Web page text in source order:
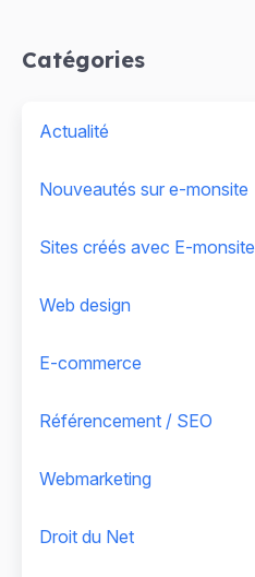
Catégories
Actualité
Nouveautés sur e-monsite
Sites créés avec E-monsite
Web design
E-commerce
Référencement / SEO
Webmarketing
Droit du Net